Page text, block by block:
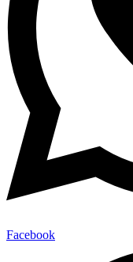
Facebook